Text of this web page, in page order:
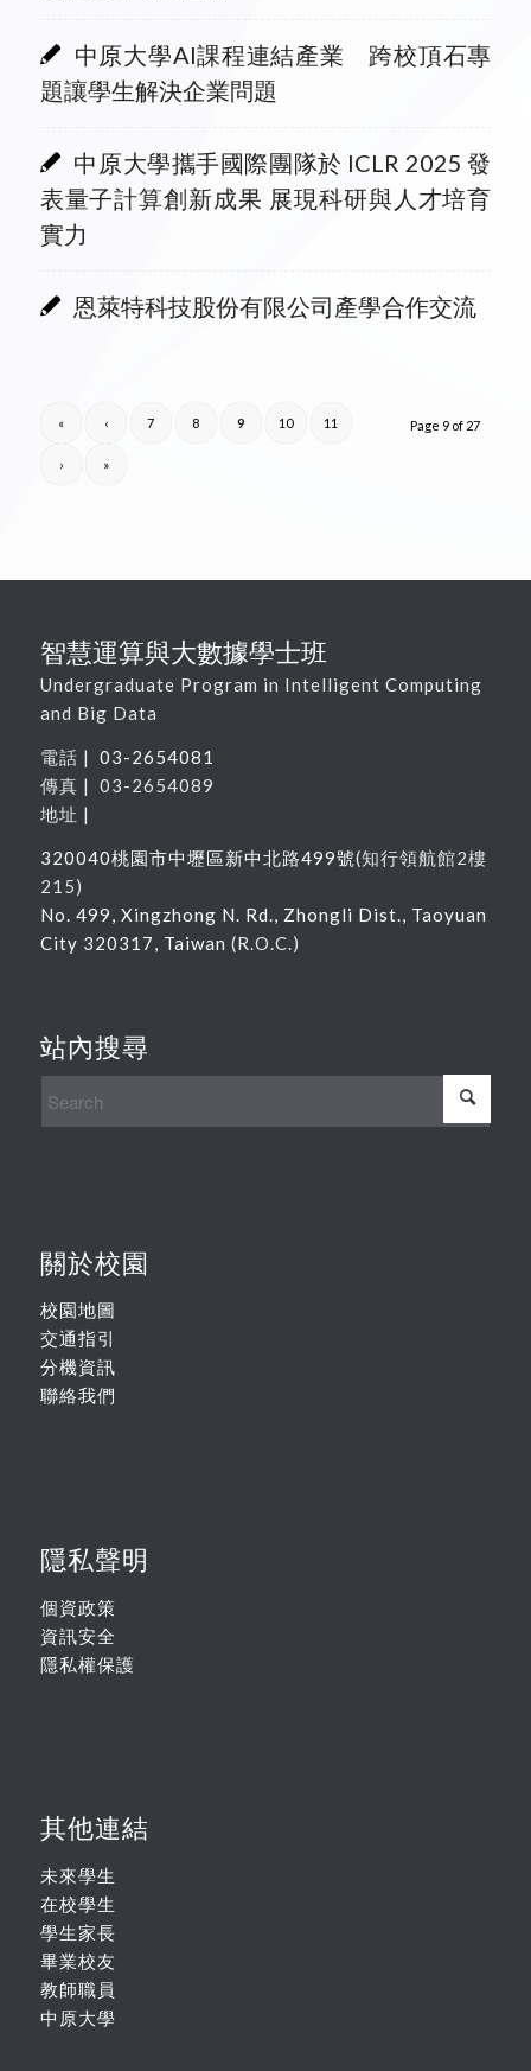
中原大學AI課程連結產業 跨校頂石專
題讓學生解決企業問題
中原大學攜手國際團隊於 ICLR 2025 發
表量子計算創新成果 展現科研與人才培育
實力
恩萊特科技股份有限公司產學合作交流
Page 9 of 27
« ‹ 7 8 9 10 11
› »
智慧運算與大數據學士班
Undergraduate Program in Intelligent Computing
and Big Data
電話 | 03-2654081
傳真 | 03-2654089
地址 |
320040桃園市中壢區新中北路499號(知行領航館2樓
215)
No. 499, Xingzhong N. Rd., Zhongli Dist., Taoyuan
City 320317, Taiwan (R.O.C.)
站內搜尋
關於校園
校園地圖
交通指引
分機資訊
聯絡我們
隱私聲明
個資政策
資訊安全
隱私權保護
其他連結
未來學生
在校學生
學生家長
畢業校友
教師職員
中原大學